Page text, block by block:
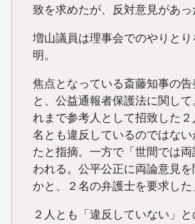
致を求めたが、反対意見があっ
増山議員は理事会でのやりと
明。
焦点となっている斎藤知事の
と、公益通報者保護法に関して
れまで参考人として招致した
名とも違反しているのではな
たと指摘。一方で「世間では
われる。公平公正に両論意見
かと、２名の弁護士を要求した
２人とも「違反していない」